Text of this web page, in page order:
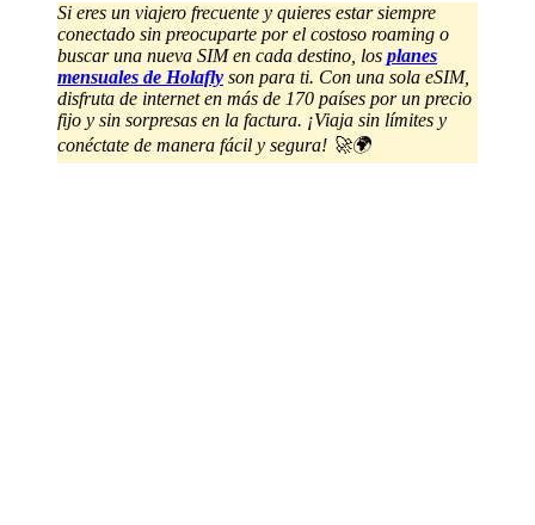
Si eres un viajero frecuente y quieres estar siempre
conectado sin preocuparte por el costoso roaming o
buscar una nueva SIM en cada destino, los planes
mensuales de Holafly son para ti. Con una sola eSIM,
disfruta de internet en más de 170 países por un precio
fijo y sin sorpresas en la factura. ¡Viaja sin límites y
conéctate de manera fácil y segura! 🚀🌍